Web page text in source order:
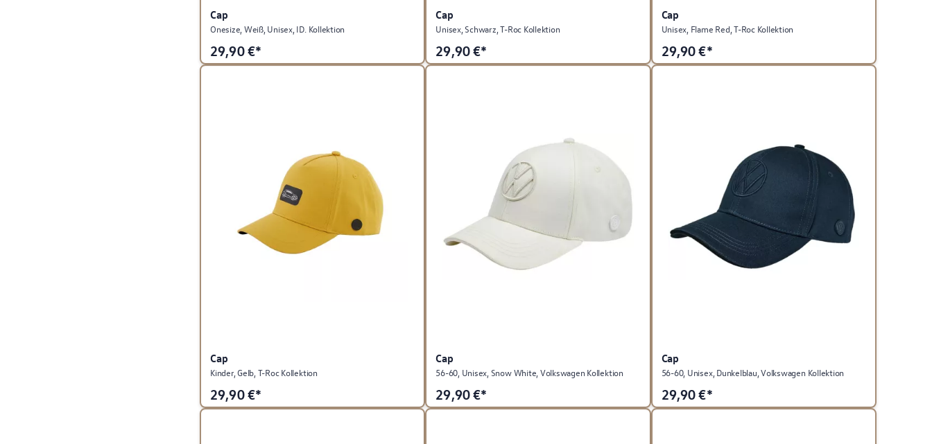
Cap
Onesize, Weiß, Unisex, ID. Kollektion
29,90€*
Cap
Unisex, Schwarz, T-Roc Kollektion
29,90€*
Cap
Unisex, Flame Red, T-Roc Kollektion
29,90€*
Cap
Kinder, Gelb, T-Roc Kollektion
29,90€*
Cap
56-60, Unisex, Snow White, Volkswagen Kollektion
29,90€*
Cap
56-60, Unisex, Dunkelblau, Volkswagen Kollektion
29,90€*